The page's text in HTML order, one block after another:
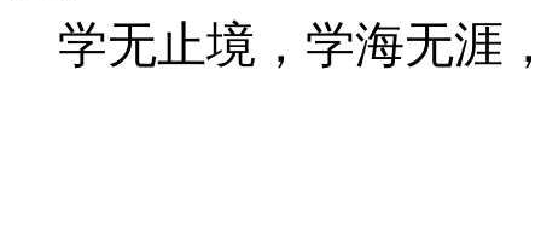
学无止境，学海无涯